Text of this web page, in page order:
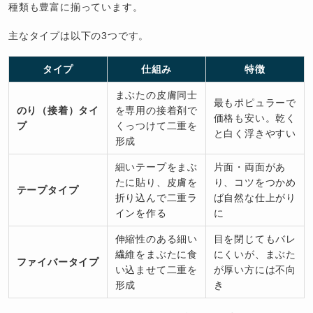
種類も豊富に揃っています。
主なタイプは以下の3つです。
タイプ 仕組み 特徴
のり（接着）タイ
プ
まぶたの皮膚同士
を専用の接着剤で
くっつけて二重を
形成
最もポピュラーで
価格も安い。乾く
と白く浮きやすい
テープタイプ
細いテープをまぶ
たに貼り、皮膚を
折り込んで二重ラ
インを作る
片面・両面があ
り、コツをつかめ
ば自然な仕上がり
に
ファイバータイプ
伸縮性のある細い
繊維をまぶたに食
い込ませて二重を
形成
目を閉じてもバレ
にくいが、まぶた
が厚い方には不向
き